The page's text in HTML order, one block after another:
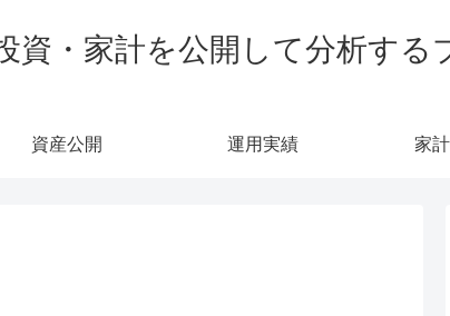
資・家計を公開して分析する
資産公開 運用実績 家